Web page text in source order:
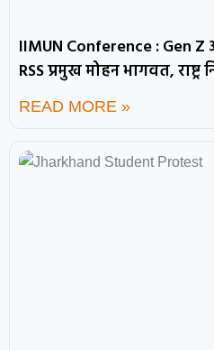
IIMUN Conference : Gen
RSS प्रमुख मोहन भागवत,
READ MORE »